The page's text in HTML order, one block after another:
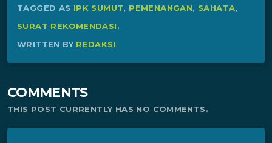
TAGGED AS IPK SUMUT, PEMENANGAN, SAHATA,
SURAT REKOMENDASI.
WRITTEN BY REDAKSI
COMMENTS
THIS POST CURRENTLY HAS NO COMMENTS.